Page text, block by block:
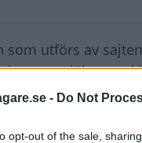
- Do Not
opt-out of the sale,
som utförs av sajten
mer själva
pengar – och 42